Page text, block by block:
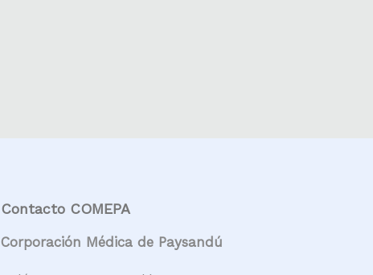
Contacto COMEPA
Corporación Médica de Paysandú